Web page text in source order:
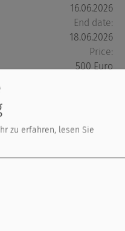
16.06.2026
End date:
18.06.2026
Price:
500 Euro
Back to event details
zu erfahren, lesen Sie